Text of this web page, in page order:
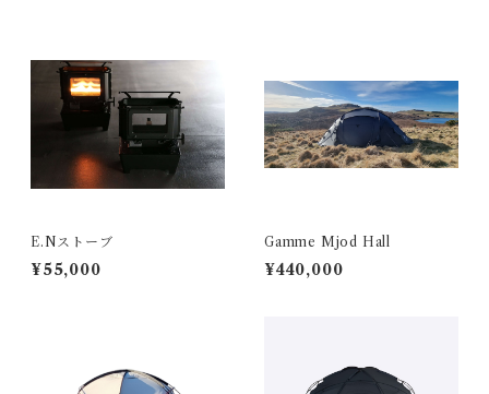
E.Nストーブ
¥55,000
Gamme Mjod Hall
¥440,000